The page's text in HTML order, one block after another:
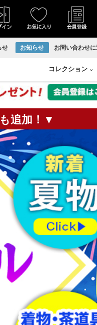
せ お知らせ お問い合わせ
着物
男物帯
アンサンブル
羽織紐
足袋
縮緬・錦紗
紬生地
材料用反物
はぎれ
リサイクル反物
香炉
香盆
壷
コレクション
Swarovski
輪島塗り
漆塗り
朱漆塗
追加！▼